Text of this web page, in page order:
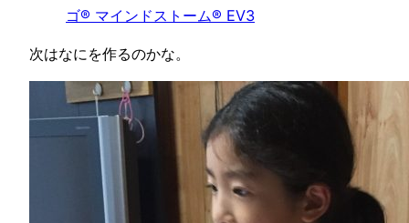
ゴ® マインドストーム® EV3
次はなにを作るのかな。